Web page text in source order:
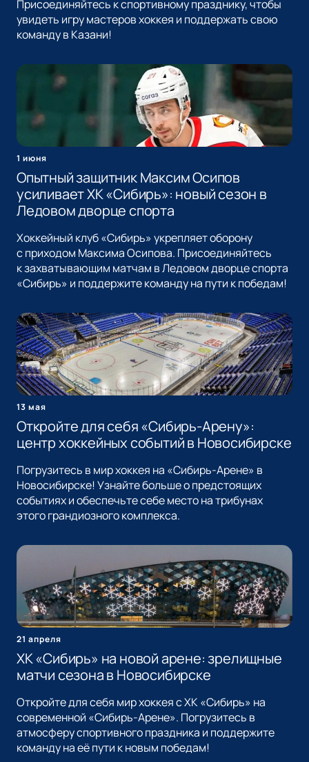
Присоединяйтесь к спортивному празднику, чтобы
увидеть игру мастеров хоккея и поддержать свою
команду в Казани!
1 июня
Опытный защитник Максим Осипов
усиливает ХК «Сибирь»: новый сезон в
Ледовом дворце спорта
Хоккейный клуб «Сибирь» укрепляет оборону
с приходом Максима Осипова. Присоединяйтесь
к захватывающим матчам в Ледовом дворце спорта
«Сибирь» и поддержите команду на пути к победам!
13 мая
Откройте для себя «Сибирь-Арену»:
центр хоккейных событий в Новосибирске
Погрузитесь в мир хоккея на «Сибирь-Арене» в
Новосибирске! Узнайте больше о предстоящих
событиях и обеспечьте себе место на трибунах
этого грандиозного комплекса.
21 апреля
ХК «Сибирь» на новой арене: зрелищные
матчи сезона в Новосибирске
Откройте для себя мир хоккея с ХК «Сибирь» на
современной «Сибирь-Арене». Погрузитесь в
атмосферу спортивного праздника и поддержите
команду на её пути к новым победам!